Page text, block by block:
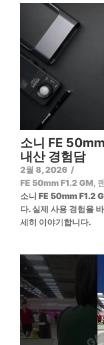
소니 FE
내산 경험담
2월 8, 2026 /
FE 50mm F1.2 GM,
소니 FE 50mm F1.2
다. 실제 사용 경험을
세히 이야기합니다.